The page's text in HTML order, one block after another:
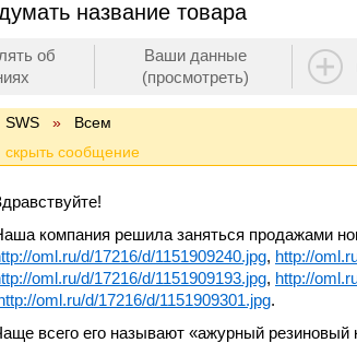
название товара
об
Ваши данные
(просмотреть)
SWS » Всем
компания решила заняться продажами
oml.ru/d/17216/d/1151909240.jpg, http://
oml.ru/d/17216/d/1151909193.jpg, http://
oml.ru/d/17216/d/1151909301.jpg.
всего его называют «ажурный